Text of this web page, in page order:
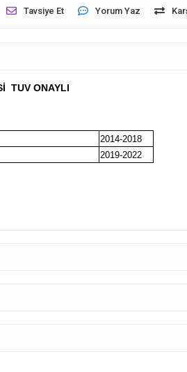
Tavsiye Et Yorum Yaz
TUV ONAYLI
2014-2018
2019-2022